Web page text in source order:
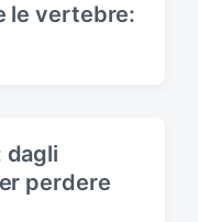
le vertebre:
dagli
perdere